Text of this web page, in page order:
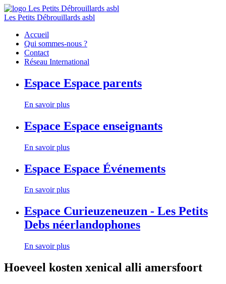
Les Petits Débrouillards asbl
Accueil
Qui sommes-nous ?
Contact
Réseau International
Espace Espace parents
En savoir plus
Espace Espace enseignants
En savoir plus
Espace Espace Événements
En savoir plus
Espace Curieuzeneuzen - Les Petits
Debs néerlandophones
En savoir plus
Hoeveel kosten xenical alli amersfoort